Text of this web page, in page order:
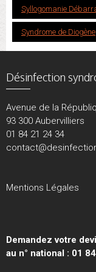
Syllogomanie
Syndrome de Diogène
Désinfection
Avenue de la
93 300 Aubervilliers
01 84 21 24 34
Mentions Légales
Demandez votre
au n° national : 01